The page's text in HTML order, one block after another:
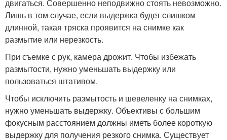
двигаться. Совершенно неподвижно стоять невозможно.
Лишь в том случае, если выдержка будет слишком
длинной, такая тряска проявится на снимке как
размытие или нерезкость.
При съемке с рук, камера дрожит. Чтобы избежать
размытости, нужно уменьшать выдержку или
пользоваться штативом.
Чтобы исключить размытость и шевеленку на снимках,
нужно уменьшать выдержку. Объективы с большим
фокусным расстоянием должны иметь более короткую
выдержку для получения резкого снимка. Существует